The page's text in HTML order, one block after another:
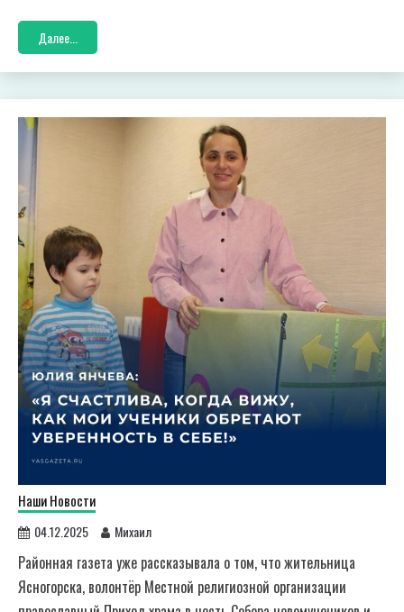
Далее...
Наши Новости
04.12.2025 Михаил
Районная газета уже рассказывала о том, что жительница
Ясногорска, волонтёр Местной религиозной организации